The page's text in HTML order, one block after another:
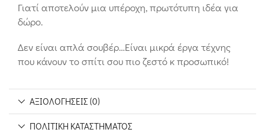
Γιατί αποτελούν μια υπέροχη, πρωτότυπη ιδέα για
δώρο.
Δεν είναι απλά σουβέρ…Είναι μικρά έργα τέχνης
που κάνουν το σπίτι σου πιο ζεστό κ προσωπικό!
ΑΞΙΟΛΟΓΉΣΕΙΣ (0)
ΠΟΛΙΤΙΚΉ ΚΑΤΑΣΤΉΜΑΤΟΣ